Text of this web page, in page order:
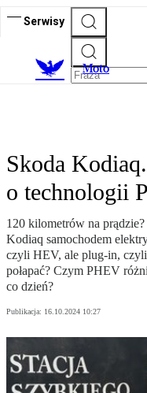
Serwisy
Moto
Skoda
o technologii
120 kilometrów na
Kodiaq samochodem
czyli HEV, ale plug-in,
połapać? Czym PHEV
co dzień?
Publikacja: 16.10.2024 10:27